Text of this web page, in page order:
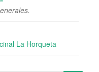
La Horqueta